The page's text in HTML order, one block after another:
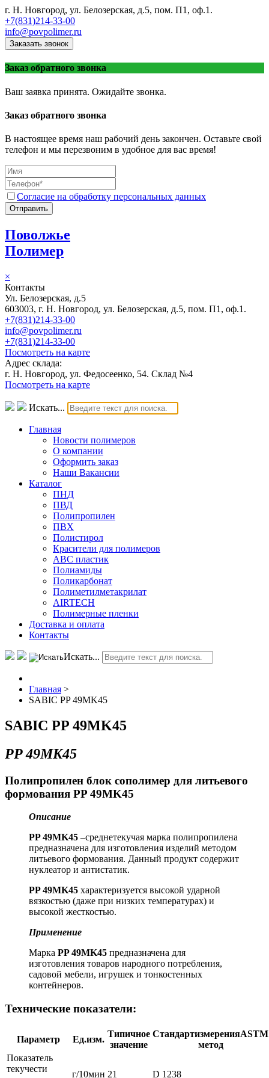
г. Н. Новгород, ул. Белозерская, д.5, пом. П1, оф.1.
+7(831)214-33-00
info@povpolimer.ru
Заказать звонок
Заказ обратного звонка
Ваш заявка принята. Ожидайте звонка.
Заказ обратного звонка
В настоящее время наш рабочий день закончен. Оставьте свой
телефон и мы перезвоним в удобное для вас время!
Согласие на обработку персональных данных
Отправить
Поволжье
Полимер
×
Контакты
Ул. Белозерская, д.5
603003, г. Н. Новгород, ул. Белозерская, д.5, пом. П1, оф.1.
+7(831)214-33-00
info@povpolimer.ru
+7(831)214-33-00
Посмотреть на карте
Адрес склада:
г. Н. Новгород, ул. Федосеенко, 54. Склад №4
Посмотреть на карте
Искать...
Главная
Новости полимеров
О компании
Оформить заказ
Наши Вакансии
Каталог
ПНД
ПВД
Полипропилен
ПВХ
Полистирол
Красители для полимеров
АВС пластик
Полиамиды
Поликарбонат
Полиметилметакрилат
AIRTECH
Полимерные пленки
Доставка и оплата
Контакты
Искать...
Главная >
SABIC PP 49MK45
SABIC PP 49MK45
PP 49MK45
Полипропилен блок сополимер для литьевого
формования PP 49MK45
Описание
PP 49MK45 –cреднетекучая марка полипропилена
предназначена для изготовления изделий методом
литьевого формования. Данный продукт содержит
нуклеатор и антистатик.
PP 49MK45 характеризуется высокой ударной
вязкостью (даже при низких температурах) и
высокой жесткостью.
Применение
Марка PP 49MK45 предназначена для
изготовления товаров народного потребления,
садовой мебели, игрушек и тонкостенных
контейнеров.
Технические показатели:
Параметр Ед.изм.
Типичное
значение
СтандартизмеренияASTM
метод
Показатель
текучести
г/10мин 21 D 1238